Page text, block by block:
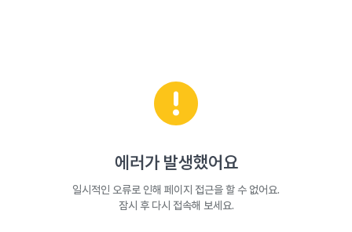
에러가 발생했어요
일시적인 오류로 인해 페이지 접근을 할 수 없어요.
잠시 후 다시 접속해 보세요.